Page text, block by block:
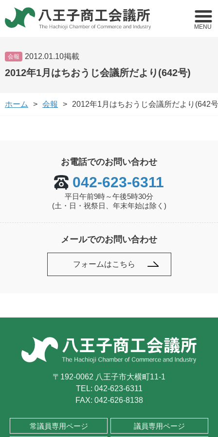
MENU
会報 2012.01.10掲載
2012年1月はちおうじ会議所だより(642号)
ホーム 会報 2012年1月はちおうじ会議所だより(642
お電話でのお問い合わせ
042-623-6311
平日午前9時～午後5時30分
(土・日・祝祭日、年末年始は除く)
メールでのお問い合わせ
フォームはこちら
〒192-0062 八王子市大横町11-1
TEL: 042-623-6311
FAX: 042-626-8138
常議員専用ページ 議員専用ページ